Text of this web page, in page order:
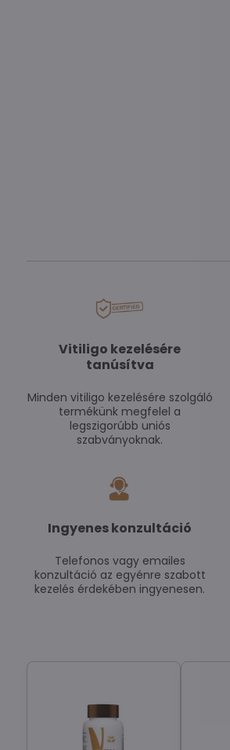
Vitiligo kezelésére
tanúsítva
Minden vitiligo kezelésére szolgáló
termékünk megfelel a
legszigorúbb uniós
szabványoknak.
Ingyenes konzultáció
Telefonos vagy emailes
konzultáció az egyénre szabott
kezelés érdekében ingyenesen.